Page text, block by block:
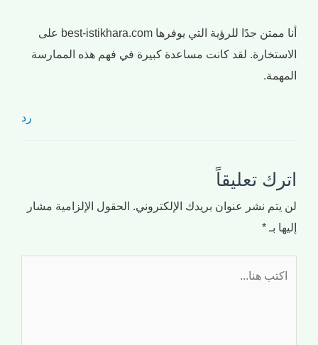
أنا ممتن جدًا للرؤية التي يوفرها best-istikhara.com على
الاستخارة. لقد كانت مساعدة كبيرة في فهم هذه الممارسة
المهمة.
رد
اترك تعليقاً
لن يتم نشر عنوان بريدك الإلكتروني. الحقول الإلزامية مشار
إليها بـ *